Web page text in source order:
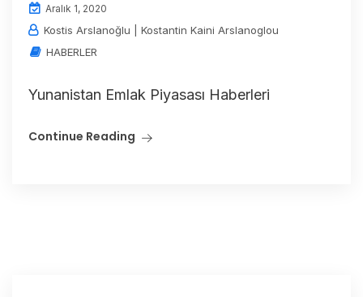
Aralık 1, 2020
Kostis Arslanoğlu | Kostantin Kaini Arslanoglou
HABERLER
Yunanistan Emlak Piyasası Haberleri
Continue Reading